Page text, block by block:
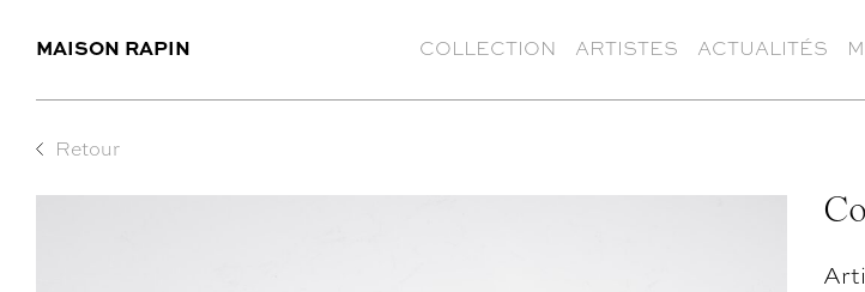
MAISON RAPIN COLLECTION ARTISTES ACTUALITÉS
Retour